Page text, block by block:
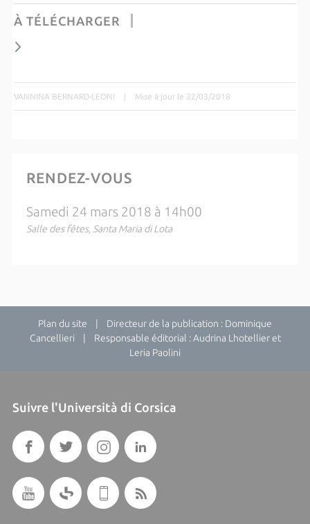
À TÉLÉCHARGER
VANNINA BERNARD-LEONI | Mise à jour le 22/03/2018
RENDEZ-VOUS
Samedi 24 mars 2018 à 14h00
Salle des fêtes, Santa Maria di Lota
Plan du site | Directeur de la publication : Dominique
Cancellieri | Responsable éditorial : Audrina Lhotellier et
Leria Paolini
Suivre l'Università di Corsica